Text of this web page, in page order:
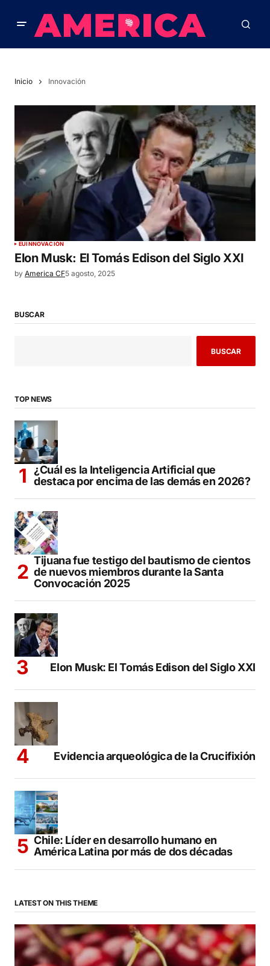
Inicio Innovación
EUINNOVACIÓN
Elon Musk: El Tomás Edison del Siglo XXI
by America CF5 agosto, 2025
BUSCAR
BUSCAR
TOP NEWS
¿Cuál es la Inteligencia Artificial que
destaca por encima de las demás en 2026?
Tijuana fue testigo del bautismo de cientos
de nuevos miembros durante la Santa
Convocación 2025
Elon Musk: El Tomás Edison del Siglo XXI
Evidencia arqueológica de la Crucifixión
Chile: Líder en desarrollo humano en
América Latina por más de dos décadas
LATEST ON THIS THEME